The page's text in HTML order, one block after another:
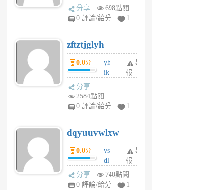
rh
pe
月
前
分享
698點閱
0 評論/給分
1
zftztjglyh
0.0分
yh
ik
tu
6
個
月
前
舉
報
分享
2584點閱
0 評論/給分
1
dqyuuvwlxw
0.0分
vs
dl
sq
fy
舉
報
分享
740點閱
0 評論/給分
1